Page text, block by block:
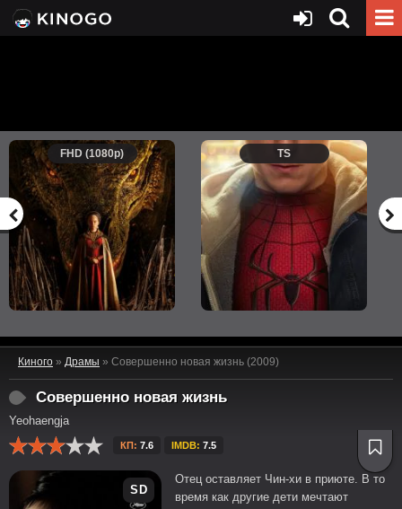
FHD (1080p) TS
Киного » Драмы » Совершенно новая жизнь (2009)
Совершенно новая жизнь
Yeohaengja
КП: 7.6 IMDB: 7.5
SD
Отец оставляет Чин-хи в приюте. В то
время как другие дети мечтают